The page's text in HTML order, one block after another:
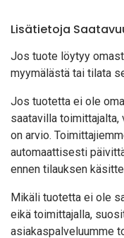
Lisätietoja
Jos tuote löytyy oma
myymälästä tai tilata
Jos tuotetta ei ole
saatavilla toimittajalta,
on arvio.
automaattisesti
ennen tilauksen
Mikäli tuotetta ei ole
eikä toimittajalla,
asiakaspalveluumme